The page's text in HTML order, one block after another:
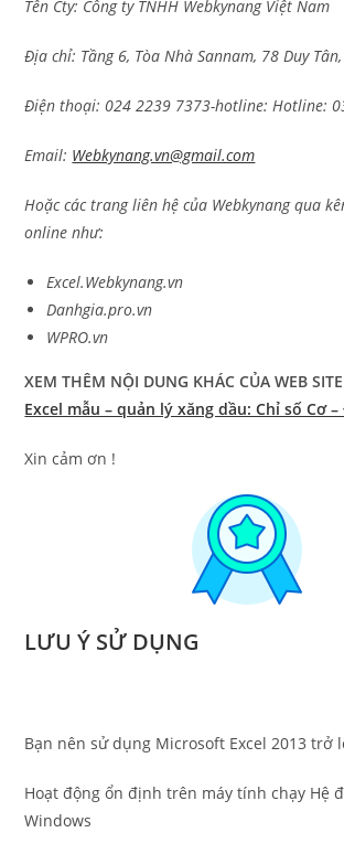
Tên Cty: Công ty TNHH Webkynang Việt Nam
Địa chỉ: Tầng 6, Tòa Nhà Sannam, 78 Duy
Điện thoại: 024 2239 7373-hotline: Hotline:
Email: Webkynang.vn@gmail.com
Hoặc các trang liên hệ của Webkynang qua
online như:
Excel.Webkynang.vn
Danhgia.pro.vn
WPRO.vn
XEM THÊM NỘI DUNG KHÁC CỦA WEB
Excel mẫu – quản lý xăng dầu: Chỉ số Cơ
Xin cảm ơn !
LƯU Ý SỬ DỤNG
Bạn nên sử dụng Microsoft Excel 2013 trở
Hoạt động ổn định trên máy tính chạy Hệ
Windows